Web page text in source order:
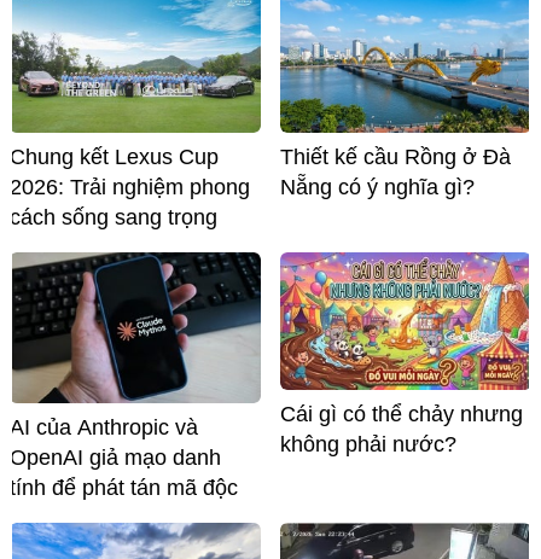
Chung kết Lexus Cup
2026: Trải nghiệm phong
cách sống sang trọng
Thiết kế cầu Rồng ở Đà
Nẵng có ý nghĩa gì?
AI của Anthropic và
OpenAI giả mạo danh
tính để phát tán mã độc
Cái gì có thể chảy nhưng
không phải nước?